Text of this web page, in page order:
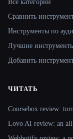
Все категории
Сравнить
Инструменты по
Лучшие
Добавить
ЧИТАТЬ
Coursebox review:
Lovo AI review: an